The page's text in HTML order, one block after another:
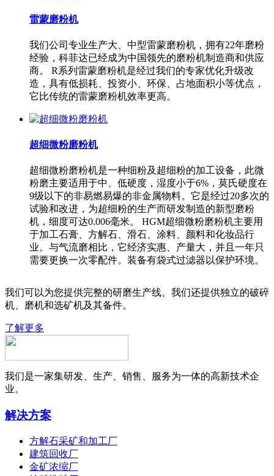
雷蒙磨粉机
我们公司专业生产大、中型雷蒙磨粉机，拥有22年磨粉
经验，科菲达已经成为中国领先的磨粉机制造商和供应
商。 R系列雷蒙磨粉机是经过我们的专家优化升级改
造，具有低损耗、投资小、环保、占地面积小等优点，
它比传统的雷蒙磨粉机效率更高。
超细微粉磨粉机
超细微粉磨粉机是一种细粉及超细粉的加工设备，此微
粉磨主要适用于中、低硬度，湿度小于6%，莫氏硬度在
9级以下的非易燃易爆的非金属物料。它是经过20多次的
试验和改进，为超细粉的生产而研发制造的新型磨粉
机，细度可达0.006毫米。 HGM超细微粉磨粉机主要用
于加工石膏、方解石、滑石、涂料、颜料和化妆品行
业。与气流磨相比，它经济实惠、产量大，并且一年只
需要更换一次零配件。装备有袋式过滤器以保护环境。
我们可以为您提供完整的研磨生产线。我们还提供独立的破碎
机、磨机和选矿机及其备件。
了解更多
我们是一家集研发、生产、销售、服务为一体的高新技术企
业。
解决方案
方解石采矿和加工厂
建筑回收厂
金矿浓缩厂